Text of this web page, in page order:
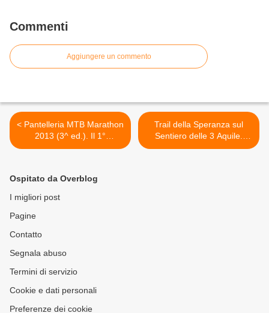
Commenti
Aggiungere un commento
< Pantelleria MTB Marathon
2013 (3^ ed.). Il 1°
settembre la gara di MTB
Trail della Speranza sul
Sentiero delle 3 Aquile.
Domenica 21 luglio, sui
Ospitato da Overblog
I migliori post
Pagine
Contatto
Segnala abuso
Termini di servizio
Cookie e dati personali
Preferenze dei cookie